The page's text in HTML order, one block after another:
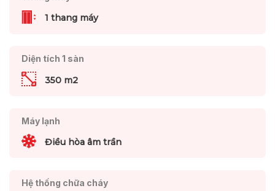
1 thang máy
Diện tích 1 sàn
350 m2
Máy lạnh
Điều hòa âm trần
Hệ thống chữa cháy